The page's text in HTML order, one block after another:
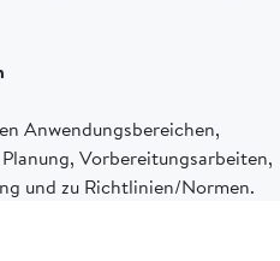
Anwendungsbereichen,
Vorbereitungsarbeiten,
und zu Richtlinien/Normen.